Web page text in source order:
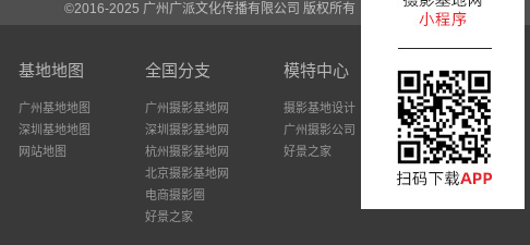
©2016-2025 广州广派文化传播有限公司 版权所有
基地地图
广州基地地图
深圳基地地图
网站地图
全国分支
广州摄影基地网
深圳摄影基地网
杭州摄影基地网
北京摄影基地网
电商摄影圈
好景之家
模特中心
摄影基地设计
广州摄影公司
好景之家